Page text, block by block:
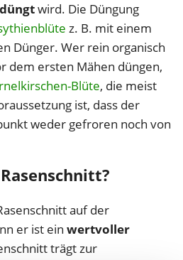
wird. Die Düngung
z. B. mit einem
Dünger. Wer rein organisch
dem ersten Mähen düngen,
Blüte, die meist
ist, dass der
weder gefroren noch von
auf der
er ist ein wertvoller
trägt zur